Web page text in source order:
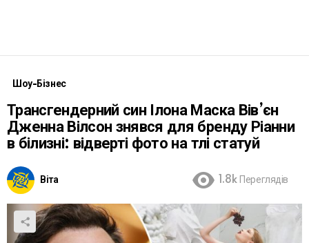
Шоу-Бізнес
Трансгендерний син Ілона Маска Вів’єн
Дженна Вілсон знявся для бренду Ріанни
в білизні: відверті фото на тлі статуй
Віта 1.8k Переглядів